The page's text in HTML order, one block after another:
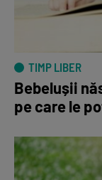
TIMP LIBER
Bebelușii
pe care le